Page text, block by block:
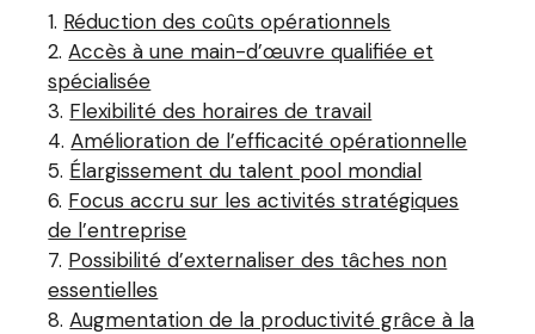
Réduction des coûts opérationnels
Accès à une main-d’œuvre qualifiée et
spécialisée
Flexibilité des horaires de travail
Amélioration de l’efficacité opérationnelle
Élargissement du talent pool mondial
Focus accru sur les activités stratégiques
de l’entreprise
Possibilité d’externaliser des tâches non
essentielles
Augmentation de la productivité grâce à la